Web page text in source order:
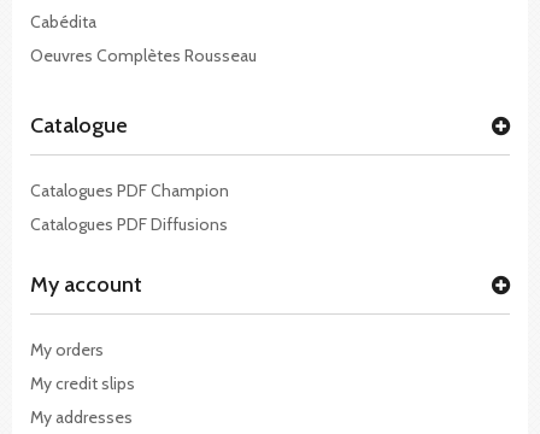
Cabédita
Oeuvres Complètes Rousseau
Catalogue
Catalogues PDF Champion
Catalogues PDF Diffusions
My account
My orders
My credit slips
My addresses